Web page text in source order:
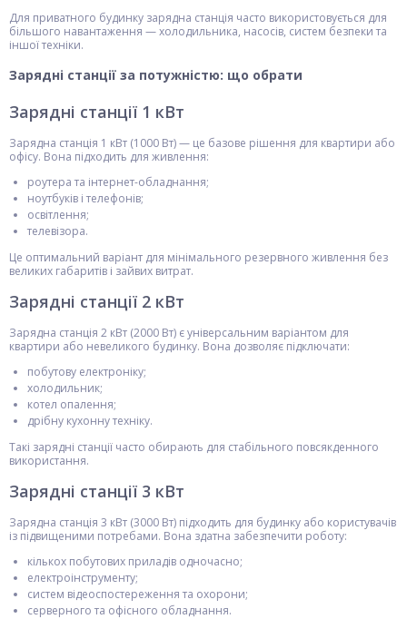
Для приватного будинку зарядна станція часто використовується для
більшого навантаження — холодильника, насосів, систем безпеки та
іншої техніки.
Зарядні станції за потужністю: що обрати
Зарядні станції 1 кВт
Зарядна станція 1 кВт (1000 Вт) — це базове рішення для квартири або
офісу. Вона підходить для живлення:
роутера та інтернет-обладнання;
ноутбуків і телефонів;
освітлення;
телевізора.
Це оптимальний варіант для мінімального резервного живлення без
великих габаритів і зайвих витрат.
Зарядні станції 2 кВт
Зарядна станція 2 кВт (2000 Вт) є універсальним варіантом для
квартири або невеликого будинку. Вона дозволяє підключати:
побутову електроніку;
холодильник;
котел опалення;
дрібну кухонну техніку.
Такі зарядні станції часто обирають для стабільного повсякденного
використання.
Зарядні станції 3 кВт
Зарядна станція 3 кВт (3000 Вт) підходить для будинку або користувачів
із підвищеними потребами. Вона здатна забезпечити роботу:
кількох побутових приладів одночасно;
електроінструменту;
систем відеоспостереження та охорони;
серверного та офісного обладнання.